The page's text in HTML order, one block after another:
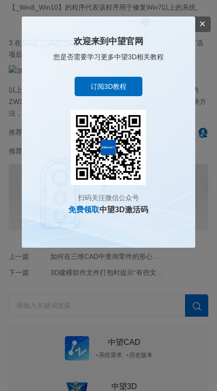
【_Win8_Win10】的程序代表该程序用于修复Win7以上的系统。
3.在菜单中选择“工具”>“选项”>“实验室”，并勾选“C++强力修复”选
项后确认，以执行修复流程。
以上这两种方法能够解决您电脑因为显卡驱动更新不当而导致的
ZW3D启动问题。上面就是3D安装或启动时提示参数错误的解决方
法，希望对您有所帮助，更多3D知识请关注中望
推荐阅读： 3D建模软件
推荐阅读： 国产三维建模软件
上一篇 如何在三维CAD中查询零件的形心坐标？
下一篇 3D建模软件文件打包时提示“有些文件未保存在本地，请保存后重新打包”
中望CAD
系统需求 历史版本
中望3D
欢迎来到中望官网
您是否需要学习更多中望3D相关教程
订阅3D教程
扫码关注微信公众号
免费领取中望3D激活码